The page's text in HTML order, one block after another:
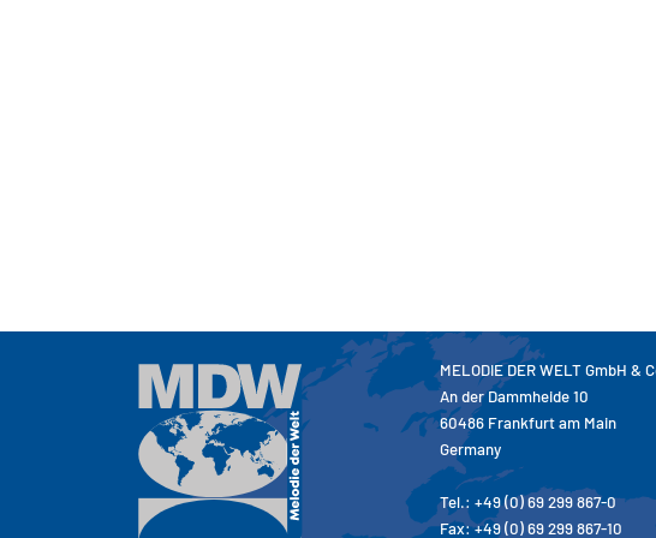
MELODIE DER WELT GmbH &
An der Dammheide 10
60486 Frankfurt am Main
Germany
Tel.: +49 (0) 69 299 867-0
Fax: +49 (0) 69 299 867-10